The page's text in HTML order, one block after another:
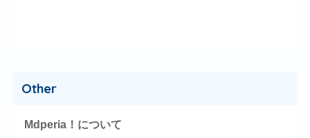
Other
Mdperia！について